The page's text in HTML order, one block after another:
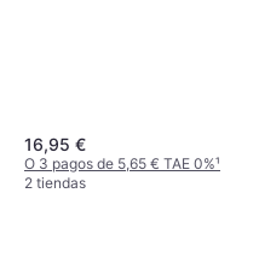
16,95 €
O 3 pagos de 5,65 € TAE 0%¹
2 tiendas